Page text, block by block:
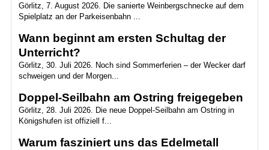
Görlitz, 7. August 2026. Die sanierte Weinbergschnecke auf dem
Spielplatz an der Parkeisenbahn ...
Wann beginnt am ersten Schultag der
Unterricht?
Görlitz, 30. Juli 2026. Noch sind Sommerferien – der Wecker darf
schweigen und der Morgen...
Doppel-Seilbahn am Ostring freigegeben
Görlitz, 28. Juli 2026. Die neue Doppel-Seilbahn am Ostring in
Königshufen ist offiziell f...
Warum fasziniert uns das Edelmetall